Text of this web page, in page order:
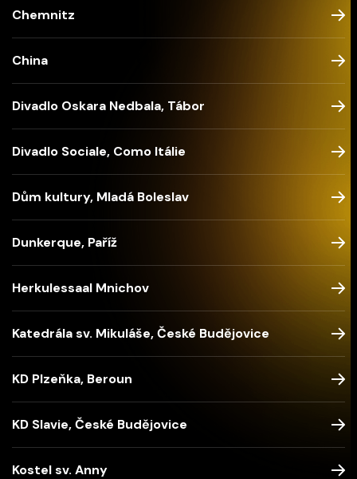
Chemnitz
China
Divadlo Oskara Nedbala, Tábor
Divadlo Sociale, Como Itálie
Dům kultury, Mladá Boleslav
Dunkerque, Paříž
Herkulessaal Mnichov
Katedrála sv. Mikuláše, České Budějovice
KD Plzeňka, Beroun
KD Slavie, České Budějovice
Kostel sv. Anny